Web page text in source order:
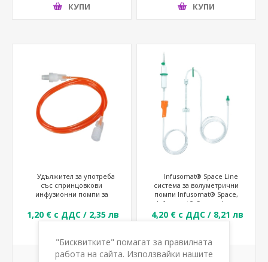
КУПИ КУПИ
Удължител за употреба
със спринцовкови
инфузионни помпи за
медикаменти
1,20 € с ДДС / 2,35 лв
Infusomat® Space Line
система за волуметрични
помпи Infusomat® Space,
Infusomat® Space plus и
Infusomat® fmS
4,20 € с ДДС / 8,21 лв
"Бисквитките" помагат за правилната
работа на сайта. Използвайки нашите